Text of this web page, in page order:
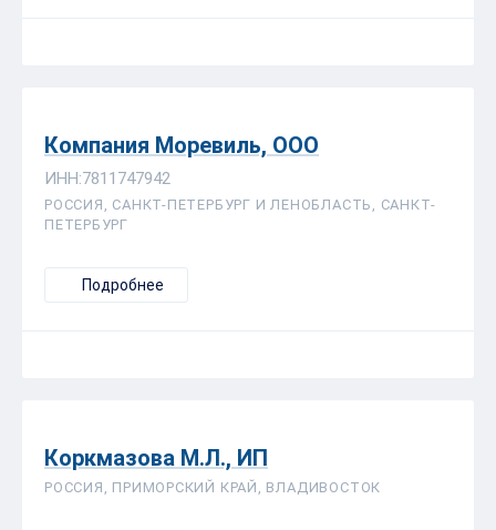
Компания Моревиль, ООО
ИНН:7811747942
РОССИЯ, САНКТ-ПЕТЕРБУРГ И ЛЕНОБЛАСТЬ, САНКТ-
ПЕТЕРБУРГ
Подробнее
Коркмазова М.Л., ИП
РОССИЯ, ПРИМОРСКИЙ КРАЙ, ВЛАДИВОСТОК